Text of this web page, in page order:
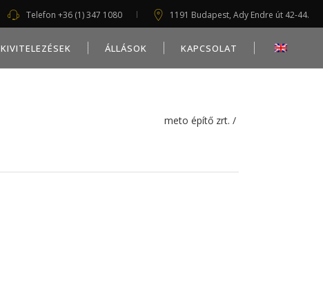
Telefon +36 (1) 347 1080 1191 Budapest, Ady Endre út 42-44.
KIVITELEZÉSEK ÁLLÁSOK KAPCSOLAT
meto építő zrt. /